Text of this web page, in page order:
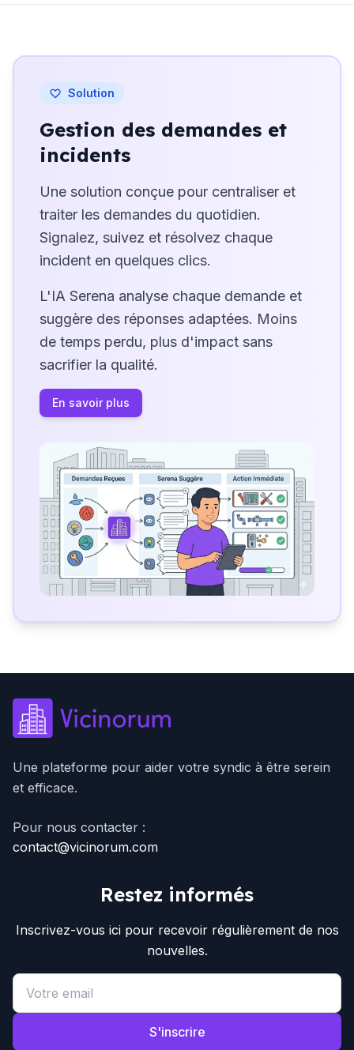
Solution
Gestion des demandes et
incidents
Une solution conçue pour centraliser et
traiter les demandes du quotidien.
Signalez, suivez et résolvez chaque
incident en quelques clics.
L'IA Serena analyse chaque demande et
suggère des réponses adaptées. Moins
de temps perdu, plus d'impact sans
sacrifier la qualité.
En savoir plus
Une plateforme pour aider votre syndic à être serein
et efficace.
Pour nous contacter :
contact@vicinorum.com
Restez informés
Inscrivez-vous ici pour recevoir régulièrement de nos
nouvelles.
Email address
S'inscrire